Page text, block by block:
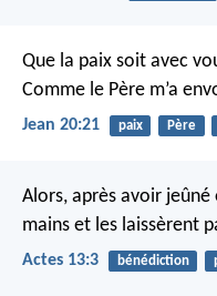
Que la paix soit avec
Comme le Père m’a
Jean 20:21 paix Père
Alors, après avoir
mains et les laissèrent
Actes 13:3 bénédiction